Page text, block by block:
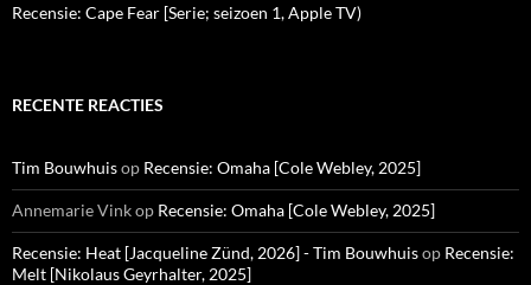
Recensie: Cape Fear [Serie; seizoen 1, Apple TV)
RECENTE REACTIES
Tim Bouwhuisop Recensie: Omaha [Cole Webley, 2025]
Annemarie Vinkop Recensie: Omaha [Cole Webley, 2025]
Recensie: Heat [Jacqueline Zünd, 2026] - Tim Bouwhuisop Recensie:
Melt [Nikolaus Geyrhalter, 2025]